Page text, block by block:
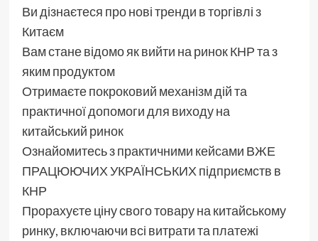
Ви дізнаєтеся про нові тренди в торгівлі з
Китаєм
Вам стане відомо як вийти на ринок КНР та з
яким продуктом
Отримаєте покроковий механізм дій та
практичної допомоги для виходу на
китайський ринок
Ознайомитесь з практичними кейсами ВЖЕ
ПРАЦЮЮЧИХ УКРАЇНСЬКИХ підприємств в
КНР
Прорахуєте ціну свого товару на китайському
ринку, включаючи всі витрати та платежі